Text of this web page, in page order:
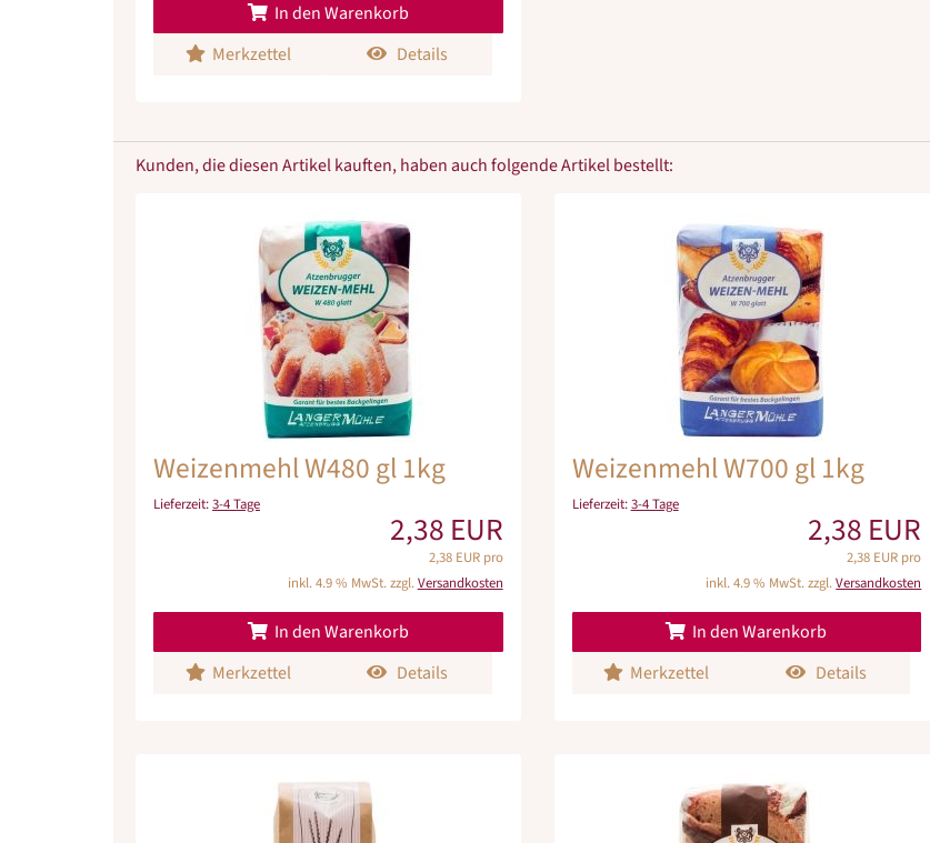
In den Warenkorb
Merkzettel
Details
Kunden, die diesen Artikel kauften, haben auch folgende Artikel bestellt:
Weizenmehl W480 gl 1kg
Lieferzeit:3-4 Tage
2,38 EUR
2,38 EUR pro
inkl. 4.9 % MwSt. zzgl.Versandkosten
In den Warenkorb
Merkzettel
Details
Weizenmehl W700 gl 1kg
Lieferzeit:3-4 Tage
2,38 EUR
2,38 EUR pro
inkl. 4.9 % MwSt. zzgl.Versandkosten
In den Warenkorb
Merkzettel
Details